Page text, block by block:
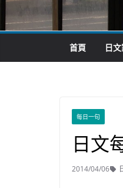
首頁 日
每日一句
日文
2014/04/06